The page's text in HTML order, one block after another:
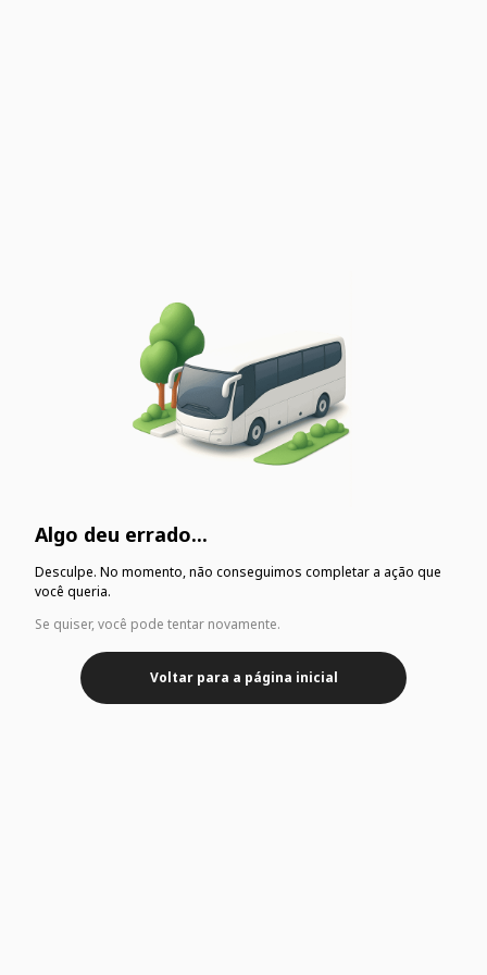
Algo deu errado...
Desculpe. No momento, não conseguimos completar a ação que
você queria.
Se quiser, você pode tentar novamente.
Voltar para a página inicial